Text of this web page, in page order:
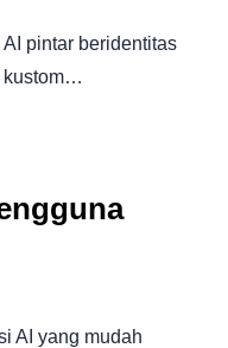
pintar beridentitas
kustom…
AI yang mudah